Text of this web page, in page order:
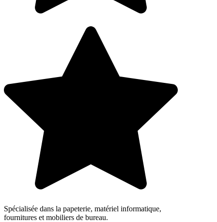
Spécialisée dans la papeterie, matériel informatique,
fournitures et mobiliers de bureau.